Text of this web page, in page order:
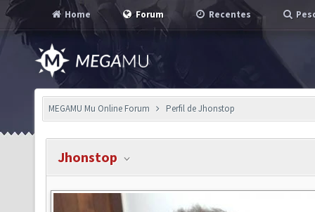
Home Forum Recentes
MEGAMU Mu Online Forum Perfil de Jhonstop
Jhonstop